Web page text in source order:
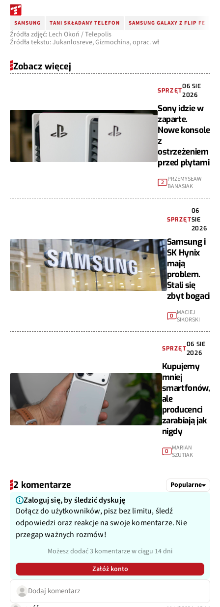
SAMSUNG TANI SKŁADANY TELEFON SAMSUNG GALAXY Z FLIP FE
Źródła zdjęć: Lech Okoń / Telepolis
Źródła tekstu: Jukanlosreve, Gizmochina, oprac. wł
Zobacz więcej
SPRZĘT
06 SIE
2026
Sony idzie w
zaparte.
Nowe konsole
z
ostrzeżeniem
przed płytami
2 PRZEMYSŁAW
BANASIAK
SPRZĘT
06
SIE
2026
Samsung i
SK Hynix
mają
problem.
Stali się
zbyt bogaci
0 MACIEJ
SIKORSKI
SPRZĘT
06 SIE
2026
Kupujemy
mniej
smartfonów,
ale
producenci
zarabiają jak
nigdy
0 MARIAN
SZUTIAK
2 komentarze Popularne
Zaloguj się, by śledzić dyskuję
Dołącz do użytkowników, pisz bez limitu, śledź
odpowiedzi oraz reakcje na swoje komentarze. Nie
przegap ważnych rozmów!
Możesz dodać 3 komentarze w ciągu 14 dni
Załóż konto
Dodaj komentarz